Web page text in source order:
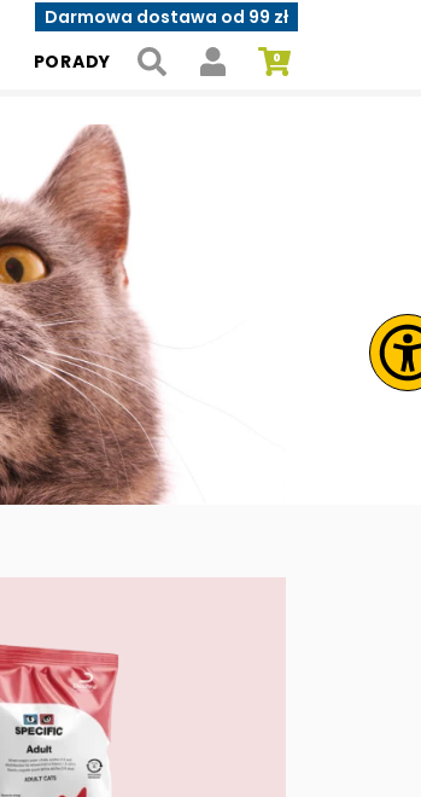
Darmowa dostawa od 99 zł
PORADY